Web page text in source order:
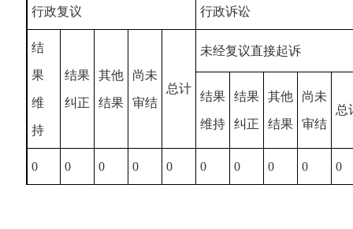
行政复议 行政诉讼
结
果
维
持
结果
纠正
其他
结果
尚未
审结
总计
未经复议直接起诉
结果
维持
结果
纠正
其他
结果
尚未
审结
总
0 0 0 0 0 0 0 0 0 0